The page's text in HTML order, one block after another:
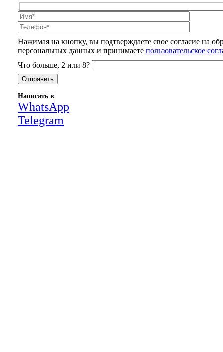
Нажимая на кнопку, вы подтверждаете свое согласие на
персональных данных и принимаете пользовательское
Что больше, 2 или 8?
Написать в
WhatsApp
Telegram